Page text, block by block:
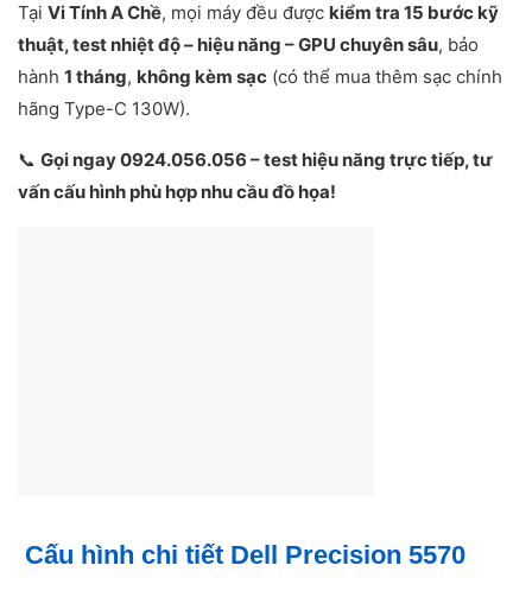
Tại Vi Tính A Chề, mọi máy đều được kiểm tra 15 bước kỹ
thuật, test nhiệt độ – hiệu năng – GPU chuyên sâu, bảo
hành 1 tháng, không kèm sạc (có thể mua thêm sạc chính
hãng Type-C 130W).
📞 Gọi ngay 0924.056.056 – test hiệu năng trực tiếp, tư
vấn cấu hình phù hợp nhu cầu đồ họa!
Cấu hình chi tiết Dell Precision 5570